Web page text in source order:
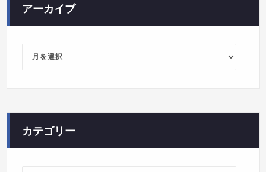
アーカイブ
カテゴリー